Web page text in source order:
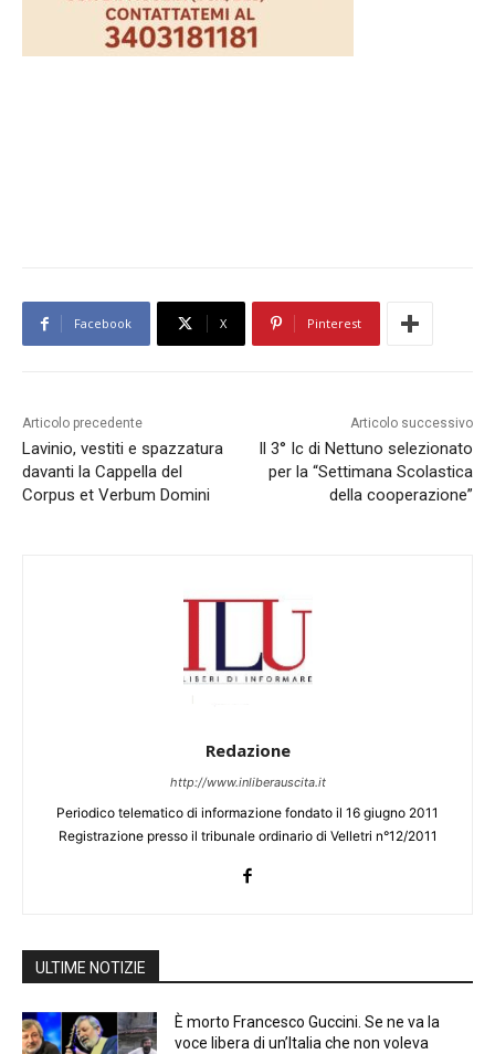
Facebook X Pinterest
Articolo precedente
Lavinio, vestiti e spazzatura
davanti la Cappella del
Corpus et Verbum Domini
Articolo successivo
Il 3° Ic di Nettuno selezionato
per la “Settimana Scolastica
della cooperazione”
Redazione
http://www.inliberauscita.it
Periodico telematico di informazione fondato il 16 giugno 2011
Registrazione presso il tribunale ordinario di Velletri n°12/2011
ULTIME NOTIZIE
È morto Francesco Guccini. Se ne va la
voce libera di un’Italia che non voleva